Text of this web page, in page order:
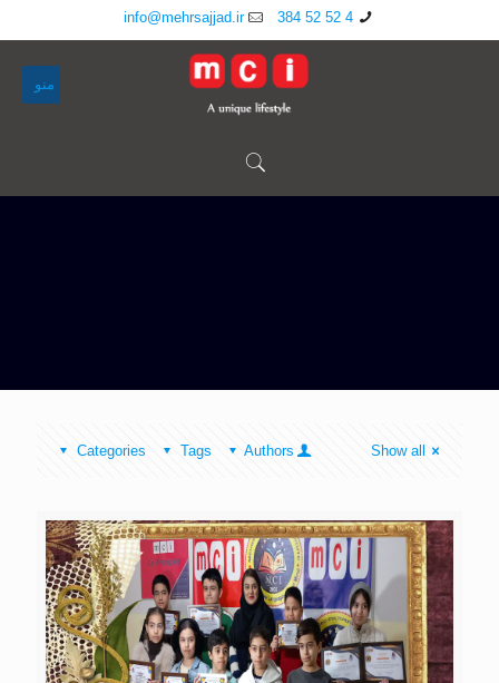
4 52 52 384
info@mehrsajjad.ir
منو
Categories Tags Authors Show all